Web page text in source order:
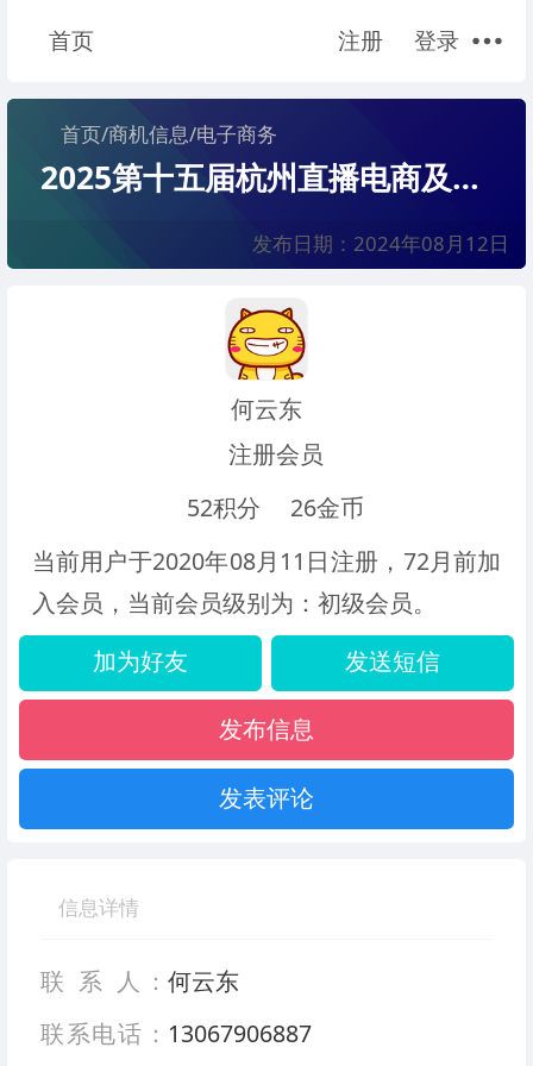
首页 注册 登录
首页/商机信息/电子商务
2025第十五届杭州直播电商及社群团购选品博览会
发布日期：2024年08月12日
何云东
注册会员
52积分
26金币
当前用户于2020年08月11日注册，72月前加
入会员，当前会员级别为：初级会员。
加为好友 发送短信
发布信息
发表评论
信息详情
联 系 人：何云东
联系电话： 13067906887